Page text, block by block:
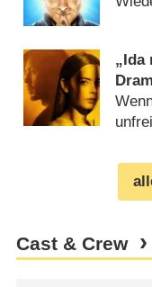
„Ida
Cast & Crew